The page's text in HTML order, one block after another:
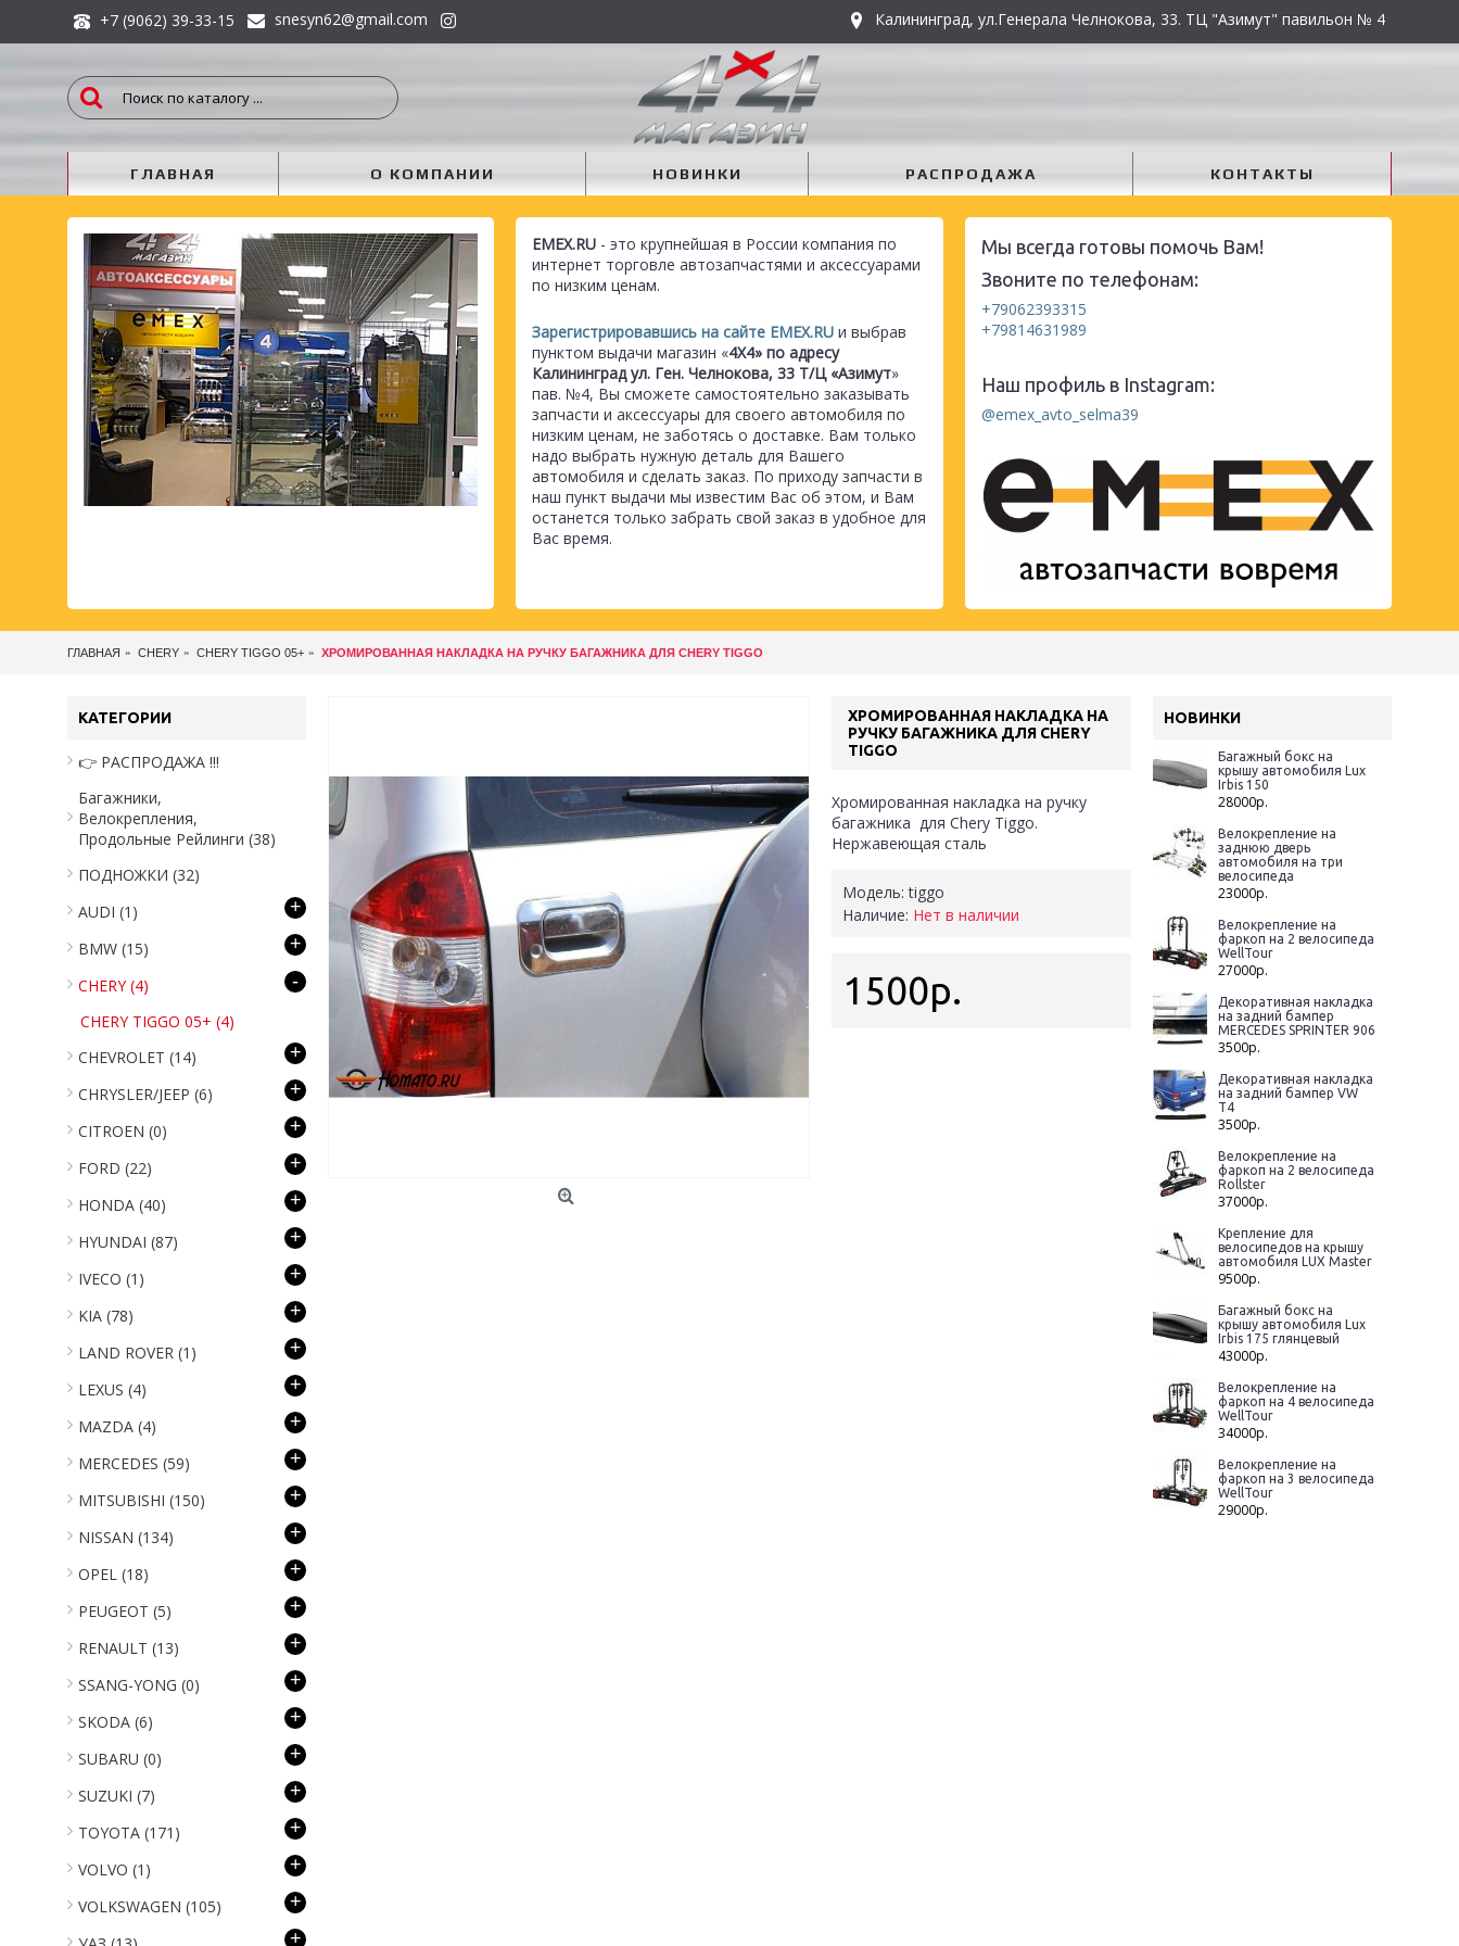
+7 (9062) 39-33-15 snesyn62@gmail.com Калининград, ул.Генерала Челнокова, 33. ТЦ "Азимут" павильон № 4
ГЛАВНАЯ О КОМПАНИИ НОВИНКИ РАСПРОДАЖА КОНТАКТЫ
EMEX.RU - это крупнейшая в России компания по
интернет торговле автозапчастями и аксессуарами
по низким ценам.
Зарегистрировавшись на сайте EMEX.RU и выбрав
пунктом выдачи магазин «4Х4» по адресу
Калининград ул. Ген. Челнокова, 33 Т/Ц «Азимут»
пав. №4, Вы сможете самостоятельно заказывать
запчасти и аксессуары для своего автомобиля по
низким ценам, не заботясь о доставке. Вам только
надо выбрать нужную деталь для Вашего
автомобиля и сделать заказ. По приходу запчасти в
наш пункт выдачи мы известим Вас об этом, и Вам
останется только забрать свой заказ в удобное для
Вас время.
Мы всегда готовы помочь Вам!
Звоните по телефонам:
+79062393315
+79814631989
Наш профиль в Instagram:
@emex_avto_selma39
ГЛАВНАЯ CHERY CHERY TIGGO 05+ ХРОМИРОВАННАЯ НАКЛАДКА НА РУЧКУ БАГАЖНИКА ДЛЯ CHERY TIGGO
КАТЕГОРИИ
👉 РАСПРОДАЖА !!!
Багажники,
Велокрепления,
Продольные Рейлинги (38)
ПОДНОЖКИ (32)
AUDI (1) +
BMW (15) +
CHERY(4) -
CHERY TIGGO 05+ (4)
CHEVROLET (14) +
CHRYSLER/JEEP (6) +
CITROEN (0) +
FORD (22) +
HONDA (40) +
HYUNDAI (87) +
IVECO (1) +
KIA (78) +
LAND ROVER (1) +
LEXUS (4) +
MAZDA (4) +
MERCEDES (59) +
MITSUBISHI (150) +
NISSAN (134) +
OPEL (18) +
PEUGEOT (5) +
RENAULT (13) +
SSANG-YONG (0) +
SKODA (6) +
SUBARU (0) +
SUZUKI (7) +
TOYOTA (171) +
VOLVO (1) +
VOLKSWAGEN (105) +
+
НОВИНКИ
Багажный бокс на
крышу автомобиля Lux
Irbis 150
28000р.
Велокрепление на
заднюю дверь
автомобиля на три
велосипеда
23000р.
Велокрепление на
фаркоп на 2 велосипеда
WellTour
27000р.
Декоративная накладка
на задний бампер
MERCEDES SPRINTER 906
3500р.
Декоративная накладка
на задний бампер VW
T4
3500р.
Велокрепление на
фаркоп на 2 велосипеда
Rollster
37000р.
Крепление для
велосипедов на крышу
автомобиля LUX Master
9500р.
Багажный бокс на
крышу автомобиля Lux
Irbis 175 глянцевый
43000р.
Велокрепление на
фаркоп на 4 велосипеда
WellTour
34000р.
Велокрепление на
фаркоп на 3 велосипеда
WellTour
29000р.
ХРОМИРОВАННАЯ НАКЛАДКА НА
РУЧКУ БАГАЖНИКА ДЛЯ CHERY
TIGGO
Хромированная накладка на ручку
багажника для Chery Tiggo.
Нержавеющая сталь
Модель:tiggo
Наличие: Нет в наличии
1500р.